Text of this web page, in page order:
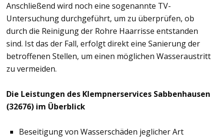
Anschließend wird noch eine sogenannte TV-
Untersuchung durchgeführt, um zu überprüfen, ob
durch die Reinigung der Rohre Haarrisse entstanden
sind. Ist das der Fall, erfolgt direkt eine Sanierung der
betroffenen Stellen, um einen möglichen Wasseraustritt
zu vermeiden.
Die Leistungen des Klempnerservices Sabbenhausen
(32676) im Überblick
Beseitigung von Wasserschäden jeglicher Art